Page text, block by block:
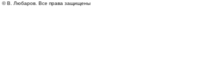
© В. Любаров. Все права защищены